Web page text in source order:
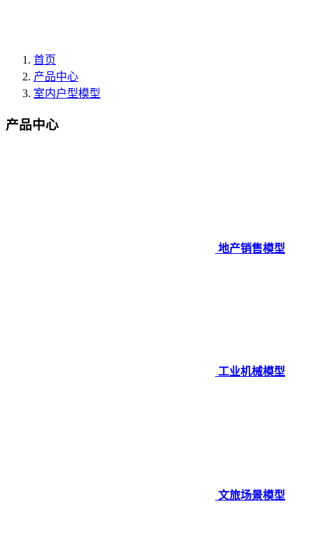
首页
产品中心
室内户型模型
产品中心
地产销售模型
工业机械模型
文旅场景模型